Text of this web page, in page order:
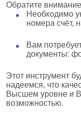
Обратите
Необходимо
номера счёт,
Вам
документы:
Этот инструмент
надеемся, что
Высшем уровне и
возможностью.